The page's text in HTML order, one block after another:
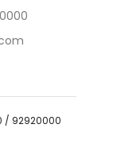
/ 92920000